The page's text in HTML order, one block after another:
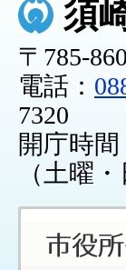
須
〒785-
電話：
7320
開庁時
（土曜